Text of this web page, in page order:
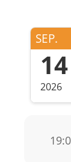
SEP.
14
2026